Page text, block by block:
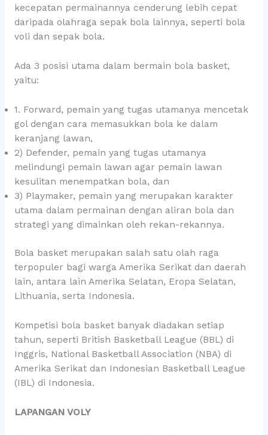
kecepatan permainannya cenderung lebih cepat
daripada olahraga sepak bola lainnya, seperti bola
voli dan sepak bola.
Ada 3 posisi utama dalam bermain bola basket,
yaitu:
1. Forward, pemain yang tugas utamanya mencetak
gol dengan cara memasukkan bola ke dalam
keranjang lawan,
2) Defender, pemain yang tugas utamanya
melindungi pemain lawan agar pemain lawan
kesulitan menempatkan bola, dan
3) Playmaker, pemain yang merupakan karakter
utama dalam permainan dengan aliran bola dan
strategi yang dimainkan oleh rekan-rekannya.
Bola basket merupakan salah satu olah raga
terpopuler bagi warga Amerika Serikat dan daerah
lain, antara lain Amerika Selatan, Eropa Selatan,
Lithuania, serta Indonesia.
Kompetisi bola basket banyak diadakan setiap
tahun, seperti British Basketball League (BBL) di
Inggris, National Basketball Association (NBA) di
Amerika Serikat dan Indonesian Basketball League
(IBL) di Indonesia.
LAPANGAN VOLY